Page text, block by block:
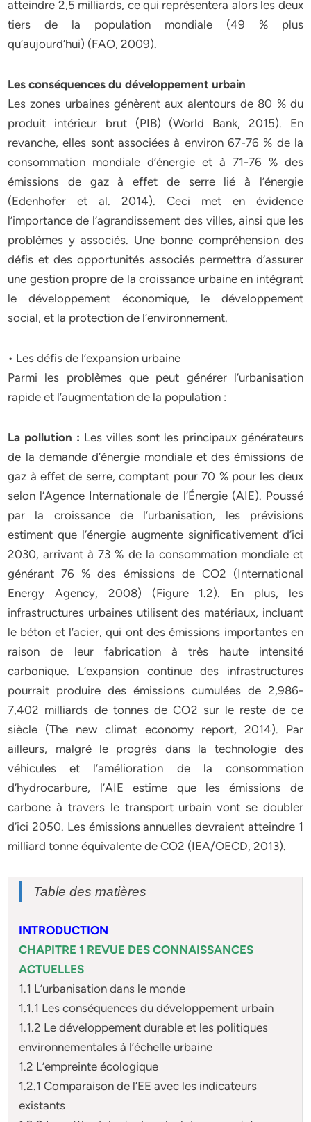
atteindre 2,5 milliards, ce qui représentera alors les deux
tiers de la population mondiale (49 % plus
qu’aujourd’hui) (FAO, 2009).
Les conséquences du développement urbain
Les zones urbaines génèrent aux alentours de 80 % du
produit intérieur brut (PIB) (World Bank, 2015). En
revanche, elles sont associées à environ 67-76 % de la
consommation mondiale d’énergie et à 71-76 % des
émissions de gaz à effet de serre lié à l’énergie
(Edenhofer et al. 2014). Ceci met en évidence
l’importance de l’agrandissement des villes, ainsi que les
problèmes y associés. Une bonne compréhension des
défis et des opportunités associés permettra d’assurer
une gestion propre de la croissance urbaine en intégrant
le développement économique, le développement
social, et la protection de l’environnement.
• Les défis de l’expansion urbaine
Parmi les problèmes que peut générer l’urbanisation
rapide et l’augmentation de la population :
La pollution : Les villes sont les principaux générateurs
de la demande d’énergie mondiale et des émissions de
gaz à effet de serre, comptant pour 70 % pour les deux
selon l’Agence Internationale de l’Énergie (AIE). Poussé
par la croissance de l’urbanisation, les prévisions
estiment que l’énergie augmente significativement d’ici
2030, arrivant à 73 % de la consommation mondiale et
générant 76 % des émissions de CO2 (International
Energy Agency, 2008) (Figure 1.2). En plus, les
infrastructures urbaines utilisent des matériaux, incluant
le béton et l’acier, qui ont des émissions importantes en
raison de leur fabrication à très haute intensité
carbonique. L’expansion continue des infrastructures
pourrait produire des émissions cumulées de 2,986-
7,402 milliards de tonnes de CO2 sur le reste de ce
siècle (The new climat economy report, 2014). Par
ailleurs, malgré le progrès dans la technologie des
véhicules et l’amélioration de la consommation
d’hydrocarbure, l’AIE estime que les émissions de
carbone à travers le transport urbain vont se doubler
d’ici 2050. Les émissions annuelles devraient atteindre 1
milliard tonne équivalente de CO2 (IEA/OECD, 2013).
Table des matières
INTRODUCTION
CHAPITRE 1 REVUE DES CONNAISSANCES
ACTUELLES
1.1 L’urbanisation dans le monde
1.1.1 Les conséquences du développement urbain
1.1.2 Le développement durable et les politiques
environnementales à l’échelle urbaine
1.2 L’empreinte écologique
1.2.1 Comparaison de l’EE avec les indicateurs
existants